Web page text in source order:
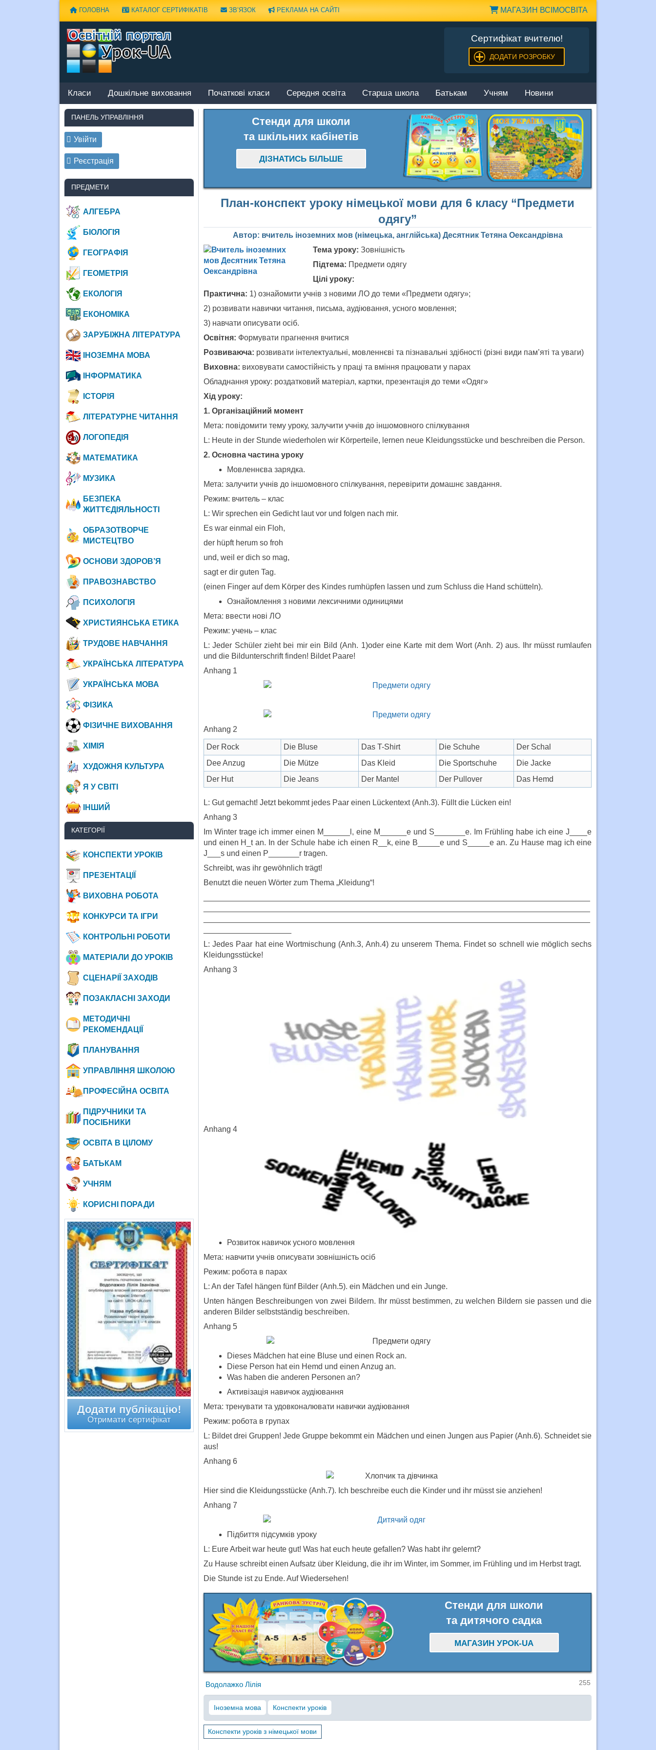
МАГАЗИН ВСІМОСВІТА
ГОЛОВНА КАТАЛОГ СЕРТИФІКАТІВ ЗВ’ЯЗОК РЕКЛАМА НА САЙТІ
Сертифікат вчителю!
ДОДАТИ РОЗРОБКУ
Класи Дошкільне виховання Початкові класи Середня освіта Старша школа Батькам Учням Новини
Стенди для школи
та шкільних кабінетів
ДІЗНАТИСЬ БІЛЬШЕ
План-конспект уроку німецької мови для 6 класу “Предмети
одягу”
Автор: вчитель іноземних мов (німецька, англійська) Десятник Тетяна Оександрівна
Тема уроку: Зовнішність
Підтема: Предмети одягу
Цілі уроку:
Практична: 1) ознайомити учнів з новими ЛО до теми «Предмети одягу»;
2) розвивати навички читання, письма, аудіювання, усного мовлення;
3) навчати описувати осіб.
Освітня: Формувати прагнення вчитися
Розвиваюча: розвивати інтелектуальні, мовленнєві та пізнавальні здібності (різні види пам’яті та уваги)
Виховна: виховувати самостійність у праці та вміння працювати у парах
Обладнання уроку: роздатковий матеріал, картки, презентація до теми «Одяг»
Хід уроку:
1. Організаційний момент
Мета: повідомити тему уроку, залучити учнів до іншомовного спілкування
L: Heute in der Stunde wiederholen wir Körperteile, lernen neue Kleidungsstücke und beschreiben die Person.
2. Основна частина уроку
Мовленнєва зарядка.
Мета: залучити учнів до іншомовного спілкування, перевірити домашнє завдання.
Режим: вчитель – клас
L: Wir sprechen ein Gedicht laut vor und folgen nach mir.
Es war einmal ein Floh,
der hüpft herum so froh
und, weil er dich so mag,
sagt er dir guten Tag.
(einen Finger auf dem Körper des Kindes rumhüpfen lassen und zum Schluss die Hand schütteln).
Ознайомлення з новими лексичними одиницями
Мета: ввести нові ЛО
Режим: учень – клас
L: Jeder Schüler zieht bei mir ein Bild (Anh. 1)oder eine Karte mit dem Wort (Anh. 2) aus. Ihr müsst rumlaufen
und die Bildunterschrift finden! Bildet Paare!
Anhang 1
Anhang 2
Der Rock Die Bluse Das T-Shirt Die Schuhe
Der Schal
Dee Anzug
Die Mütze Das Kleid Die Sportschuhe
Die Jacke
Der Hut
Die Jeans Der Mantel Der Pullover Das Hemd
L: Gut gemacht! Jetzt bekommt jedes Paar einen Lückentext (Anh.3). Füllt die Lücken ein!
Anhang 3
Im Winter trage ich immer einen M______l, eine M______e und S_______e. Im Frühling habe ich eine J____e
und einen H_t an. In der Schule habe ich einen R__k, eine B_____e und S_____e an. Zu Hause mag ich eine
J___s und einen P_______r tragen.
Schreibt, was ihr gewöhnlich trägt!
Benutzt die neuen Wörter zum Thema „Kleidung“!
L: Jedes Paar hat eine Wortmischung (Anh.3, Anh.4) zu unserem Thema. Findet so schnell wie möglich sechs
Kleidungsstücke!
Anhang 3
Anhang 4
Розвиток навичок усного мовлення
Мета: навчити учнів описувати зовнішність осіб
Режим: робота в парах
L: An der Tafel hängen fünf Bilder (Anh.5). ein Mädchen und ein Junge.
Unten hängen Beschreibungen von zwei Bildern. Ihr müsst bestimmen, zu welchen Bildern sie passen und die
anderen Bilder selbstständig beschreiben.
Anhang 5
Dieses Mädchen hat eine Bluse und einen Rock an.
Diese Person hat ein Hemd und einen Anzug an.
Was haben die anderen Personen an?
Активізація навичок аудіювання
Мета: тренувати та удовконалювати навички аудіювання
Режим: робота в групах
L: Bildet drei Gruppen! Jede Gruppe bekommt ein Mädchen und einen Jungen aus Papier (Anh.6). Schneidet sie
aus!
Anhang 6
Hier sind die Kleidungsstücke (Anh.7). Ich beschreibe euch die Kinder und ihr müsst sie anziehen!
Anhang 7
Підбиття підсумків уроку
L: Eure Arbeit war heute gut! Was hat euch heute gefallen? Was habt ihr gelernt?
Zu Hause schreibt einen Aufsatz über Kleidung, die ihr im Winter, im Sommer, im Frühling und im Herbst tragt.
Die Stunde ist zu Ende. Auf Wiedersehen!
Стенди для школи
та дитячого садка
МАГАЗИН УРОК-UA
Водолажко Лілія 255
Іноземна мова Конспекти уроків
Конспекти уроків з німецької мови
ПАНЕЛЬ УПРАВЛІННЯ
Увійти
Реєстрація
ПРЕДМЕТИ
АЛГЕБРА
БІОЛОГІЯ
ГЕОГРАФІЯ
ГЕОМЕТРІЯ
ЕКОЛОГІЯ
ЕКОНОМІКА
ЗАРУБІЖНА ЛІТЕРАТУРА
ІНОЗЕМНА МОВА
ІНФОРМАТИКА
ІСТОРІЯ
ЛІТЕРАТУРНЕ ЧИТАННЯ
ЛОГОПЕДІЯ
МАТЕМАТИКА
МУЗИКА
БЕЗПЕКА
ЖИТТЄДІЯЛЬНОСТІ
ОБРАЗОТВОРЧЕ
МИСТЕЦТВО
ОСНОВИ ЗДОРОВ’Я
ПРАВОЗНАВСТВО
ПСИХОЛОГІЯ
ХРИСТИЯНСЬКА ЕТИКА
ТРУДОВЕ НАВЧАННЯ
УКРАЇНСЬКА ЛІТЕРАТУРА
УКРАЇНСЬКА МОВА
ФІЗИКА
ФІЗИЧНЕ ВИХОВАННЯ
ХІМІЯ
ХУДОЖНЯ КУЛЬТУРА
Я У СВІТІ
ІНШИЙ
КАТЕГОРІЇ
КОНСПЕКТИ УРОКІВ
ПРЕЗЕНТАЦІЇ
ВИХОВНА РОБОТА
КОНКУРСИ ТА ІГРИ
КОНТРОЛЬНІ РОБОТИ
МАТЕРІАЛИ ДО УРОКІВ
СЦЕНАРІЇ ЗАХОДІВ
ПОЗАКЛАСНІ ЗАХОДИ
МЕТОДИЧНІ
РЕКОМЕНДАЦІЇ
ПЛАНУВАННЯ
УПРАВЛІННЯ ШКОЛОЮ
ПРОФЕСІЙНА ОСВІТА
ПІДРУЧНИКИ ТА
ПОСІБНИКИ
ОСВІТА В ЦІЛОМУ
БАТЬКАМ
УЧНЯМ
КОРИСНІ ПОРАДИ
Додати публікацію!
Отримати сертифікат